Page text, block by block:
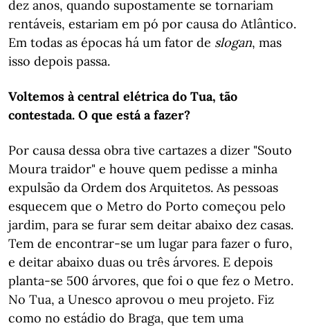
dez anos, quando supostamente se tornariam
rentáveis, estariam em pó por causa do Atlântico.
Em todas as épocas há um fator de slogan, mas
isso depois passa.
Voltemos à central elétrica do Tua, tão
contestada. O que está a fazer?
Por causa dessa obra tive cartazes a dizer "Souto
Moura traidor" e houve quem pedisse a minha
expulsão da Ordem dos Arquitetos. As pessoas
esquecem que o Metro do Porto começou pelo
jardim, para se furar sem deitar abaixo dez casas.
Tem de encontrar-se um lugar para fazer o furo,
e deitar abaixo duas ou três árvores. E depois
planta-se 500 árvores, que foi o que fez o Metro.
No Tua, a Unesco aprovou o meu projeto. Fiz
como no estádio do Braga, que tem uma